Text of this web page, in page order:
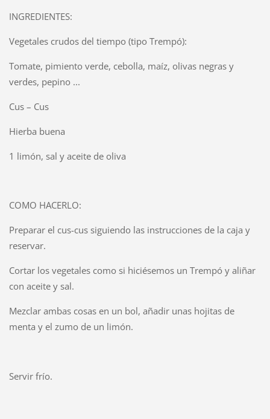
INGREDIENTES:
Vegetales crudos del tiempo (tipo Trempó):
Tomate, pimiento verde, cebolla, maíz, olivas negras y
verdes, pepino ...
Cus – Cus
Hierba buena
1 limón, sal y aceite de oliva
COMO HACERLO:
Preparar el cus-cus siguiendo las instrucciones de la caja y
reservar.
Cortar los vegetales como si hiciésemos un Trempó y aliñar
con aceite y sal.
Mezclar ambas cosas en un bol, añadir unas hojitas de
menta y el zumo de un limón.
Servir frío.